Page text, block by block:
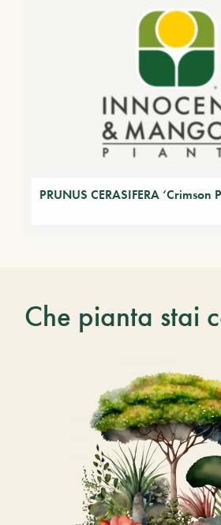
PRUNUS CERASIFERA ‘Crimson
Che pianta stai